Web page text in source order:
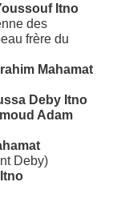
Itno
des
frère du
Mahamat
Deby Itno
Adam
Deby)